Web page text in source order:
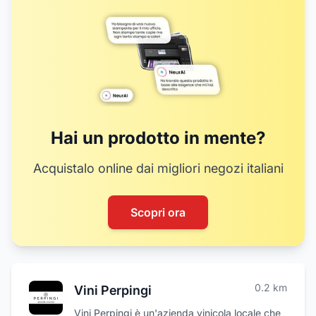
Hai un prodotto in mente?
Acquistalo online dai migliori negozi italiani
Scopri ora
Vini Perpingi 0.2 km
Vini Perpingi è un'azienda vinicola locale che